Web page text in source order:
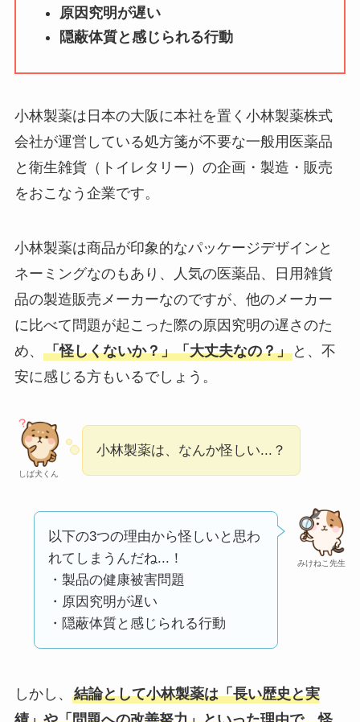
【怪しい？】帝国デ
ミ・評判は実際ど
【怪しい？】セルプ
ロモート株式会社の
口コミ・評判は実際
Liteの口コミ・評判
は
実際どう？
ユリカコーポレーシ
ョンは怪しい？口コ
ミ・評価が正直ヤバ
【怪しい？】株式会
社TAPPの口コミ・評
判は実際どう？
Temuは怪しい？口コ
ミ・評判が正直ヤバ
原因究明が遅い
隠蔽体質と感じられる行動
小林製薬は日本の大阪に本社を置く小林製薬株式
会社が運営している処方箋が不要な一般用医薬品
と衛生雑貨（トイレタリー）の企画・製造・販売
をおこなう企業です。
小林製薬は商品が印象的なパッケージデザインと
ネーミングなのもあり、人気の医薬品、日用雑貨
品の製造販売メーカーなのですが、他のメーカー
に比べて問題が起こった際の原因究明の遅さのた
め、 「怪しくないか？」「大丈夫なの？」と、不
安に感じる方もいるでしょう。
しば犬くん
小林製薬は、なんか怪しい...？
みけねこ先生
以下の3つの理由から怪しいと思わ
れてしまうんだね...！
・製品の健康被害問題
・原因究明が遅い
・隠蔽体質と感じられる行動
しかし、 結論として小林製薬は「長い歴史と実